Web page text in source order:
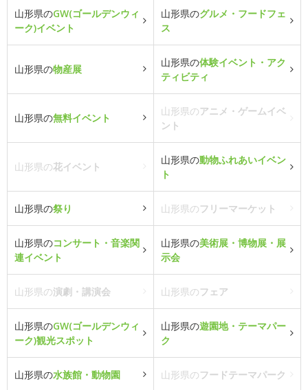
山形県のGW(ゴールデンウィ
ーク)イベント
山形県のグルメ・フードフェ
ス
山形県の物産展
山形県の体験イベント・アク
ティビティ
山形県の無料イベント
山形県のアニメ・ゲームイベ
ント
山形県の花イベント
山形県の動物ふれあいイベン
ト
山形県の祭り 山形県のフリーマーケット
山形県のコンサート・音楽関
連イベント
山形県の美術展・博物展・展
示会
山形県の演劇・講演会 山形県のフェア
山形県のGW(ゴールデンウィ
ーク)観光スポット
山形県の遊園地・テーマパー
ク
山形県の水族館・動物園 山形県のフードテーマパーク